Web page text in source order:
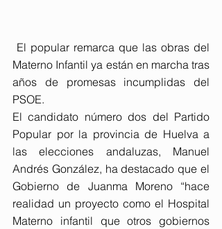
Materno Infantil ya están en marcha tras
años de promesas incumplidas del
PSOE.
El candidato número dos del Partido
Popular por la provincia de Huelva a
las elecciones andaluzas, Manuel
Andrés González, ha destacado que el
Gobierno de Juanma Moreno “hace
realidad un proyecto como el Hospital
Materno infantil que otros gobiernos